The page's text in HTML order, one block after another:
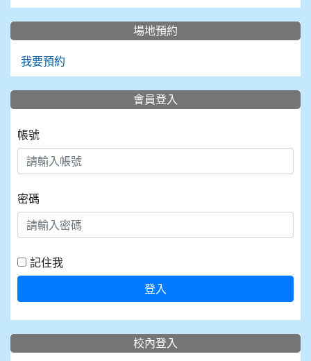
場地預約
我要預約
會員登入
帳號
密碼
記住我
登入
校內登入